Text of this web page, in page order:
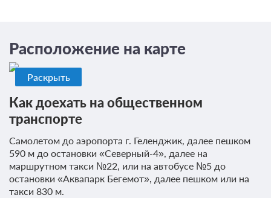
оплата не возвращается с 10 августа 2026 00:00
Сумма предоплаты составляет 1 ночь
Недостаточно мест Забронировать
Расположение на карте
Раскрыть
Как доехать на общественном
транспорте
Самолетом до аэропорта г. Геленджик, далее пешком
590 м до остановки «Северный-4», далее на
маршрутном такси №22, или на автобусе №5 до
остановки «Аквапарк Бегемот», далее пешком или на
такси 830 м.